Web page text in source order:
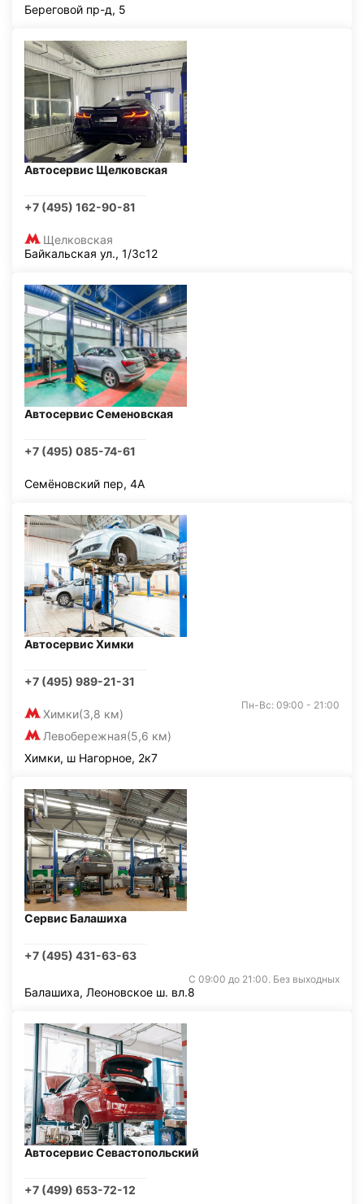
Береговой пр-д, 5
Автосервис Щелковская
+7 (495) 162-90-81
Щелковская
Байкальская ул., 1/3с12
Автосервис Семеновская
+7 (495) 085-74-61
Семёновский пер, 4А
Автосервис Химки
+7 (495) 989-21-31
Химки(3,8 км)
Левобережная(5,6 км)
Пн-Вс: 09:00 - 21:00
Химки, ш Нагорное, 2к7
Сервис Балашиха
+7 (495) 431-63-63
С 09:00 до 21:00. Без выходных
Балашиха, Леоновское ш. вл.8
Автосервис Севастопольский
+7 (499) 653-72-12